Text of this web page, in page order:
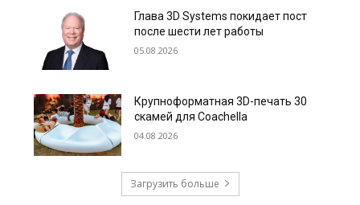
Глава 3D Systems покидает пост
после шести лет работы
05.08.2026
Крупноформатная 3D-печать 30
скамей для Coachella
04.08.2026
Загрузить больше